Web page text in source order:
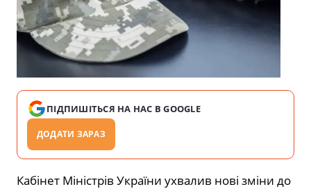
ПІДПИШІТЬСЯ НА НАС В GOOGLE
ДОДАТИ ЗАРАЗ
Кабінет Міністрів України ухвалив нові зміни до